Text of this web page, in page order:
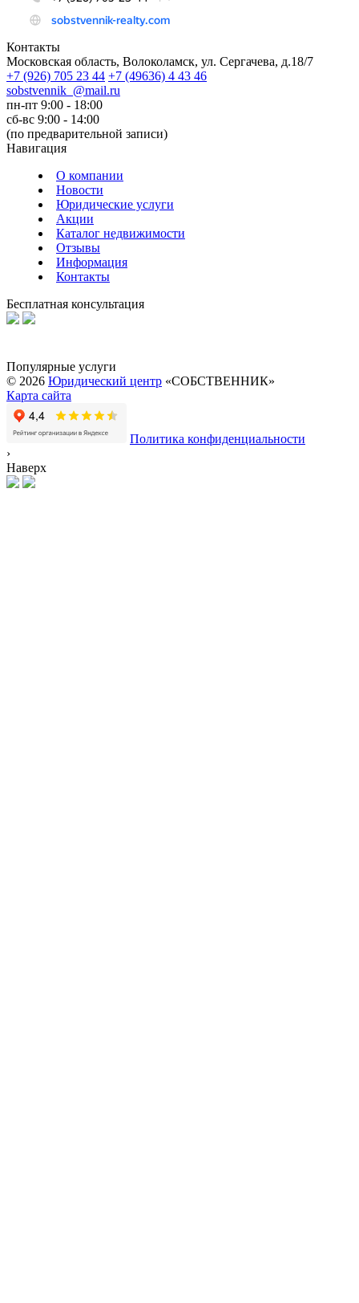
Контакты
Московская область, Волоколамск, ул. Сергачева, д.18/7
+7 (926) 705 23 44 +7 (49636) 4 43 46
sobstvennik_@mail.ru
пн-пт 9:00 - 18:00
сб-вс 9:00 - 14:00
(по предварительной записи)
Навигация
О компании
Новости
Юридические услуги
Акции
Каталог недвижимости
Отзывы
Информация
Контакты
Бесплатная консультация
Популярные услуги
© 2026 Юридический центр «СОБСТВЕННИК»
Карта сайта
Политика конфиденциальности
›
Наверх